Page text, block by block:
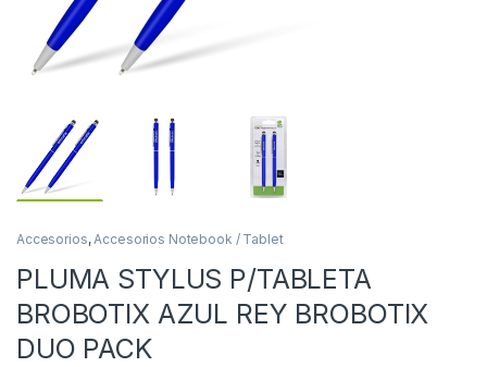
Accesorios,Accesorios Notebook / Tablet
PLUMA STYLUS P/TABLETA
BROBOTIX AZUL REY BROBOTIX
DUO PACK